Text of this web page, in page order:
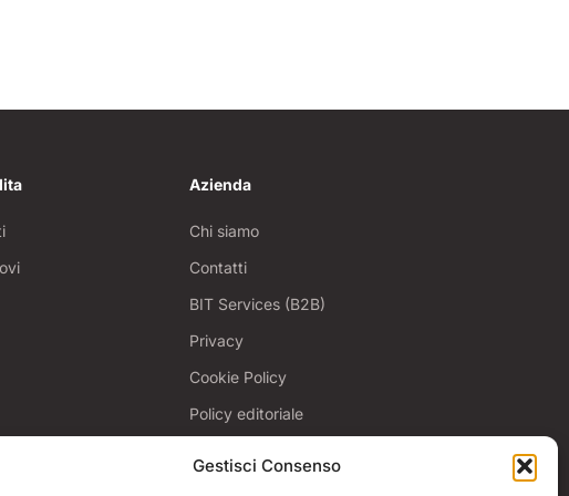
Gestisci Consenso
Azienda
Chi siamo
Contatti
BIT Services (B2B)
Privacy
Cookie Policy
Policy editoriale